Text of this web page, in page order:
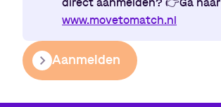
Aanmelden
direct aanmelden? 👉Ga naar
www.movetomatch.nl